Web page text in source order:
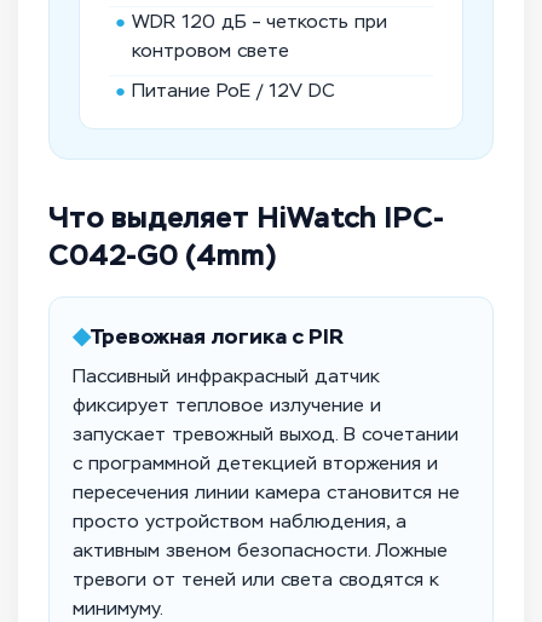
● WDR 120 дБ – четкость при
контровом свете
● Питание PoE / 12V DC
Что выделяет HiWatch IPC-
C042-G0 (4mm)
◆Тревожная логика с PIR
Пассивный инфракрасный датчик
фиксирует тепловое излучение и
запускает тревожный выход. В сочетании
с программной детекцией вторжения и
пересечения линии камера становится не
просто устройством наблюдения, а
активным звеном безопасности. Ложные
тревоги от теней или света сводятся к
минимуму.